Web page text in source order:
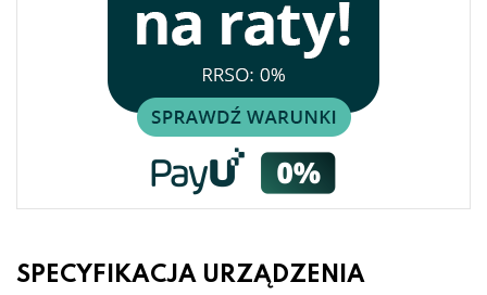
SPECYFIKACJA URZĄDZENIA